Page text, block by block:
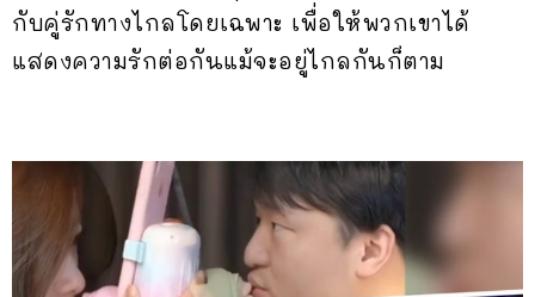
กับคู่รักทางไกลโดยเฉพาะ เพื่อให้พวกเขาได้
แสดงความรักต่อกันแม้จะอยู่ไกลกันก็ตาม